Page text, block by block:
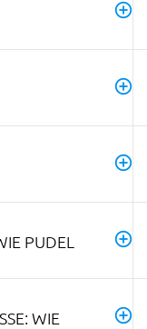
PUDEL
WIE P